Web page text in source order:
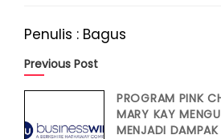
Penulis : Bagus
Previous Post
PROGRAM PINK
MARY KAY
MENJADI DAMPAK